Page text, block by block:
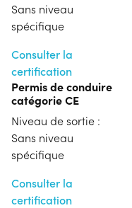
Sans niveau
spécifique
Consulter la
certification
Permis de conduire
catégorie CE
Niveau de sortie :
Sans niveau
spécifique
Consulter la
certification